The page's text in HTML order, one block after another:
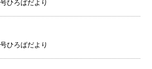
ひろばだより